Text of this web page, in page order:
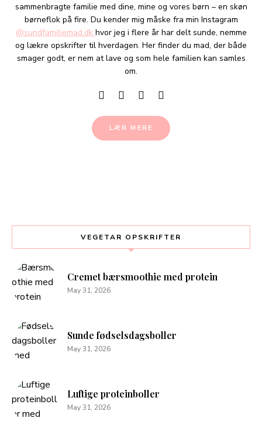
sammenbragte familie med dine, mine og vores børn – en skøn
børneflok på fire. Du kender mig måske fra min Instagram
@sundfamiliemad.dk hvor jeg i flere år har delt sunde, nemme
og lækre opskrifter til hverdagen. Her finder du mad, der både
smager godt, er nem at lave og som hele familien kan samles
om.
LÆR MERE
VEGETAR OPSKRIFTER
Cremet bærsmoothie med protein
May 31, 2026
Sunde fødselsdagsboller
May 31, 2026
Luftige proteinboller
May 31, 2026